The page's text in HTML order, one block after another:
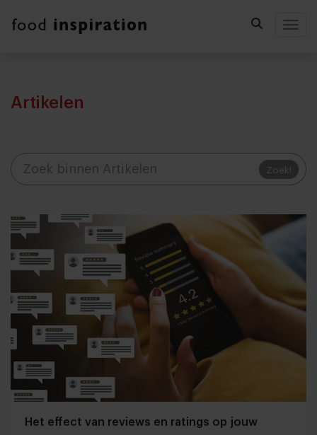
Artikelen
Zoek!
Het effect van reviews en ratings op jouw